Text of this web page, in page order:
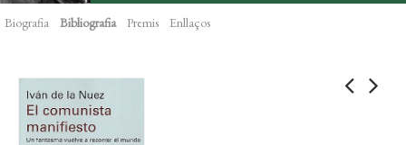
Biografia Bibliografia Premis Enllaços